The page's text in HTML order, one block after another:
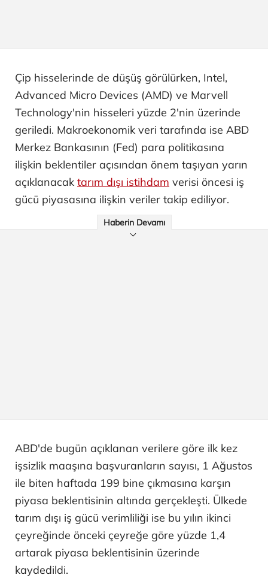
Çip hisselerinde de düşüş görülürken, Intel,
Advanced Micro Devices (AMD) ve Marvell
Technology'nin hisseleri yüzde 2'nin üzerinde
geriledi. Makroekonomik veri tarafında ise ABD
Merkez Bankasının (Fed) para politikasına
ilişkin beklentiler açısından önem taşıyan yarın
açıklanacak tarım dışı istihdam verisi öncesi iş
gücü piyasasına ilişkin veriler takip ediliyor.
Haberin Devamı
ABD'de bugün açıklanan verilere göre ilk kez
işsizlik maaşına başvuranların sayısı, 1 Ağustos
ile biten haftada 199 bine çıkmasına karşın
piyasa beklentisinin altında gerçekleşti. Ülkede
tarım dışı iş gücü verimliliği ise bu yılın ikinci
çeyreğinde önceki çeyreğe göre yüzde 1,4
artarak piyasa beklentisinin üzerinde
kaydedildi.